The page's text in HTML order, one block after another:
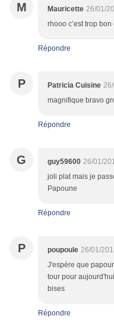
M Mauricette 26/01/
rhooo c’est trop
Répondre
P Patricia Cuisine
magnifique bravo
Répondre
G guy59600 26/01/
joli plat mais je
Papoune
Répondre
P poupoule 26/01/
J'espère que
tour pour
bises
Répondre